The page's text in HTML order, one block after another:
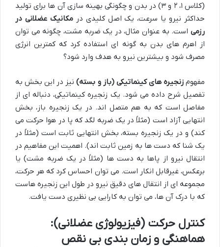
(کلاس ۱، ۲ و ۳) در بدن و چگونگی بهینه سازی آن ها برای تولید
حداکثر نیرو یا سرعت، یک اصل کلیدی درمکانیک عضلانی در
رزمی است. به عنوان مثال، در یک ضربه مشت، چگونه می توان
از اهرم های بدن به گونه ای استفاده کرد که کمترین انرژی
مصرف شود و بیشترین نیرو به هدف وارد شود؟
مفهومزنجیره های کینماتیکی (باز و بسته)نیز در این بخش به
تفصیل شرح داده می شود. یک زنجیره کینماتیکی، دنباله ای از
مفاصل است که به هم متصل اند. در یک زنجیره باز، بخش
انتهایی آزاد است (مثلاً در یک ضربه لگد که پا در هوا حرکت می
کند) و در یک زنجیره بسته، بخش انتهایی ثابت است (مثلاً در
یک شنا که دست ها به زمین ثابت اند). اهمیت این مفاهیم در
انتقال نیرو از پاها به دست ها (مثلاً در یک ضربه مشت) یا
برعکس، غیرقابل انکار است. می توان احساس کرد که هر حرکت،
مجموعه ای از انتقال های دقیق نیرو در طول این زنجیره هاست
که با درک آن ها، می توان به کارایی بی نظیری دست یافت.
کنترل حرکت (فیزیولوژی عضلانی):
هماهنگی و زمان بندی بی نقص